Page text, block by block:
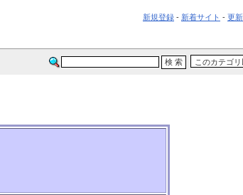
新規登録 - 新着サイト - 更